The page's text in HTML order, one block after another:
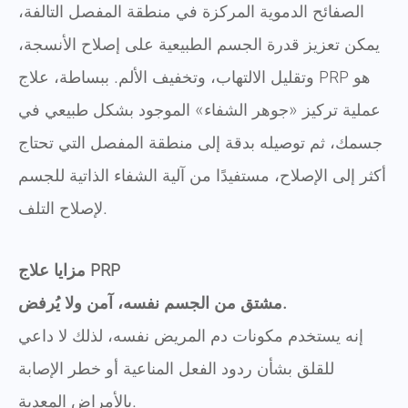
الصفائح الدموية المركزة في منطقة المفصل التالفة،
يمكن تعزيز قدرة الجسم الطبيعية على إصلاح الأنسجة،
وتقليل الالتهاب، وتخفيف الألم. ببساطة، علاج PRP هو
عملية تركيز «جوهر الشفاء» الموجود بشكل طبيعي في
جسمك، ثم توصيله بدقة إلى منطقة المفصل التي تحتاج
أكثر إلى الإصلاح، مستفيدًا من آلية الشفاء الذاتية للجسم
لإصلاح التلف.
مزايا علاج PRP
مشتق من الجسم نفسه، آمن ولا يُرفض.
إنه يستخدم مكونات دم المريض نفسه، لذلك لا داعي
للقلق بشأن ردود الفعل المناعية أو خطر الإصابة
بالأمراض المعدية.